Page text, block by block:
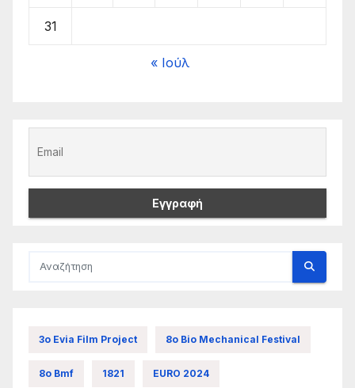
31
« Ιούλ
3ο Evia Film Project 8ο Bio Mechanical Festival
8ο Bmf 1821 EURO 2024